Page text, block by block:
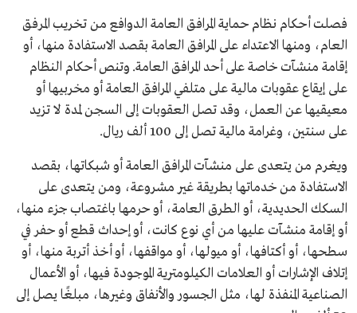
فصلت أحكام نظام حماية المرافق العامة الدوافع من تخريب المرفق
العام، ومنها الاعتداء على المرافق العامة بقصد الاستفادة منها، أو
إقامة منشآت خاصة على أحد المرافق العامة. وتنص أحكام النظام
على إيقاع عقوبات مالية على متلفي المرافق العامة أو مخربيها أو
معيقيها عن العمل، وقد تصل العقوبات إلى السجن لمدة لا تزيد
على سنتين، وغرامة مالية تصل إلى 100 ألف ريال.
ويغرم من يتعدى على منشآت المرافق العامة أو شبكاتها، بقصد
الاستفادة من خدماتها بطريقة غير مشروعة، ومن يتعدى على
السكك الحديدية، أو الطرق العامة، أو حرمها باغتصاب جزء منها،
أو إقامة منشآت عليها من أي نوع كانت، أو إحداث قطع أو حفر في
سطحها، أو أكتافها، أو ميولها، أو مواقفها، أو أخذ أتربة منها، أو
إتلاف الإشارات أو العلامات الكيلومترية الموجودة فيها، أو الأعمال
الصناعية المنفذة لها، مثل الجسور والأنفاق وغيرها، مبلغًا يصل إلى